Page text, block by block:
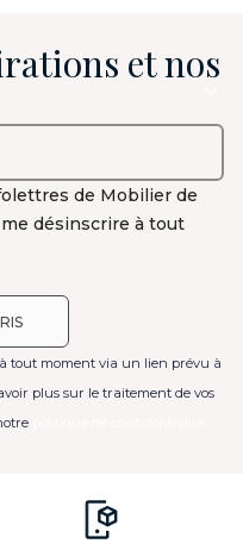
et nos
de Mobilier de
désinscrire à tout
tout moment via un lien prévu à
plus sur le traitement de vos